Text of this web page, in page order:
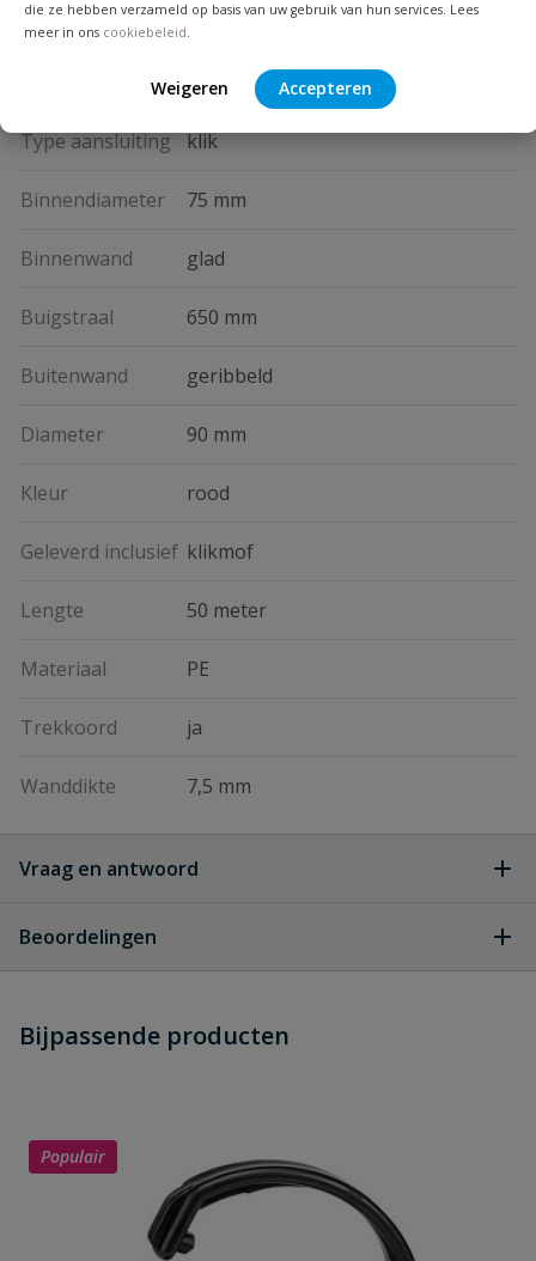
die ze hebben verzameld op basis van uw gebruik van hun services. Lees
meer in ons cookiebeleid.
Weigeren Accepteren
Specificaties
16,75 kg
Type aansluiting klik
Binnendiameter 75 mm
Binnenwand glad
Buigstraal 650 mm
Buitenwand geribbeld
Diameter 90 mm
Kleur rood
Geleverd inclusief klikmof
Lengte 50 meter
Materiaal PE
Trekkoord ja
Wanddikte 7,5 mm
Vraag en antwoord
dit product?
Beoordelingen
Schrijf zelf een beoordeling
Uw waardering:
Bijpassende producten
Populair